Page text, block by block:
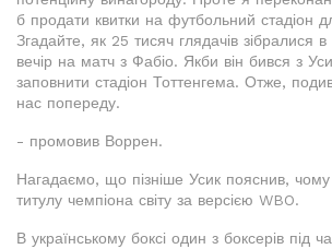
б продати квитки на футбольний стадіон
Згадайте, як 25 тисяч глядачів зібралися в
вечір на матч з Фабіо. Якби він бився з
заповнити стадіон Тоттенгема. Отже,
нас попереду.
- промовив Воррен.
Нагадаємо, що пізніше Усик пояснив, чому
титулу чемпіона світу за версією WBO.
В українському боксі один з боксерів під